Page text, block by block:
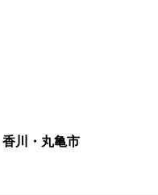
川・丸亀市